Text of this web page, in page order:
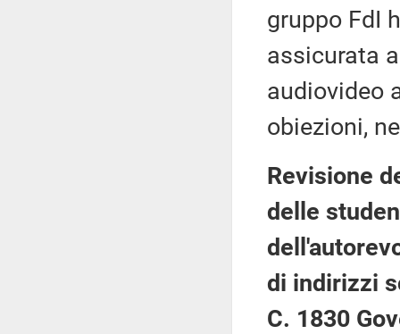
gruppo FdI
assicurata
audiovideo
obiezioni,
Revisione
delle
di indirizzi
C. 1830